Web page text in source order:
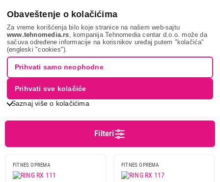
Obaveštenje o kolačićima
Za vreme korišćenja bilo koje stranice na našem web-sajtu
www.tehnomedia.rs , kompanija Tehnomedia centar d.o.o. može da
sačuva određene informacije na korisnikov uređaj putem "kolačića"
(engleski "cookies").
Saznaj više o kolačićima
Prihvati samo neophodne
Prihvati sve kolačiće
Sport i putovanje Trening i rekreacija Sobni bicikl
Cena od Cena do
SOBNI BICIKLI
Sortiranje Prikaz
Filteri
FITNES OPREMA FITNES OPREMA